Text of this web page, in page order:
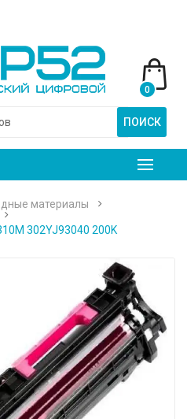
ПОИСК
0
материалы
302YJ93040 200K